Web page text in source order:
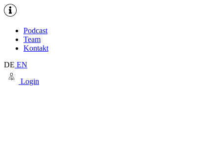
Podcast
Team
Kontakt
DE EN
Login